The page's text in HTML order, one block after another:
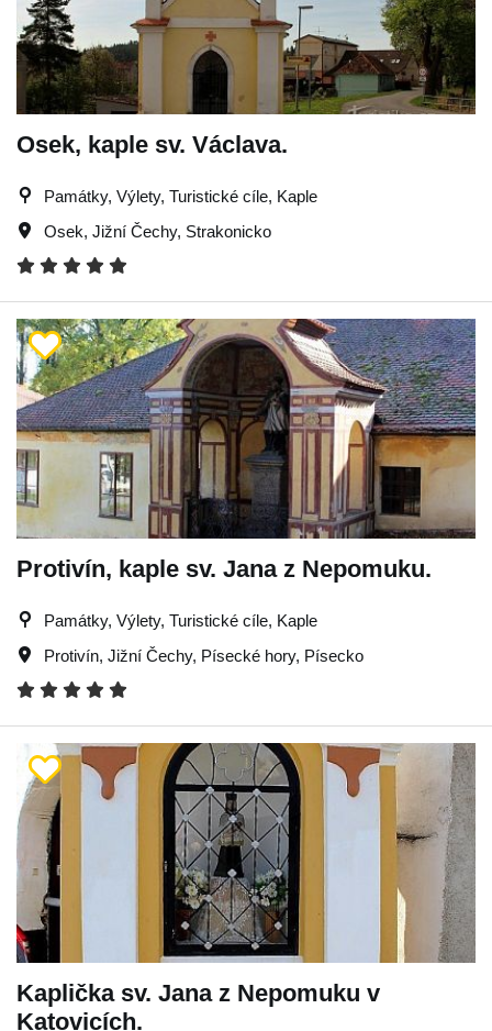
Osek, kaple sv. Václava.
Památky, Výlety, Turistické cíle, Kaple
Osek, Jižní Čechy, Strakonicko
Protivín, kaple sv. Jana z Nepomuku.
Památky, Výlety, Turistické cíle, Kaple
Protivín, Jižní Čechy, Písecké hory, Písecko
Kaplička sv. Jana z Nepomuku v
Katovicích.